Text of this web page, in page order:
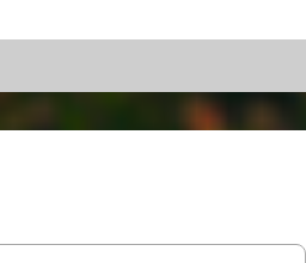
gerust de tijd, want door de
Middelburg is een prachtige
een fantastische